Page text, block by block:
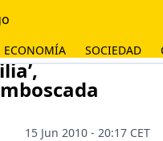
ECONOMÍA SOCIEDAD
15 Jun 2010 - 20:17 CET